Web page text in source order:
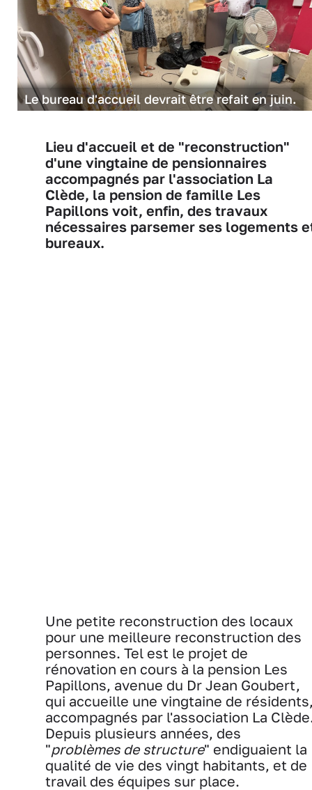
Le bureau d'accueil devrait être refait en juin.
Lieu d'accueil et de "reconstruction"
d'une vingtaine de pensionnaires
accompagnés par l'association La
Clède, la pension de famille Les
Papillons voit, enfin, des travaux
nécessaires parsemer ses logements
bureaux.
Une petite reconstruction des locaux
pour une meilleure reconstruction des
personnes. Tel est le projet de
rénovation en cours à la pension Les
Papillons, avenue du Dr Jean Goubert,
qui accueille une vingtaine de
accompagnés par l'association La
Depuis plusieurs années, des
"problèmes de structure" endiguaient la
qualité de vie des vingt habitants, et de
travail des équipes sur place.